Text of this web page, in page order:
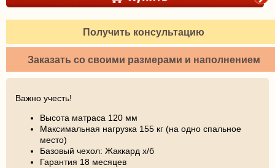
Получить консультацию
Заказать со своими размерами и наполнением
Важно учесть!
Высота матраса 120 мм
Максимальная нагрузка 155 кг (на одно спальное
место)
Базовый чехол: Жаккард х/б
Гарантия 18 месяцев